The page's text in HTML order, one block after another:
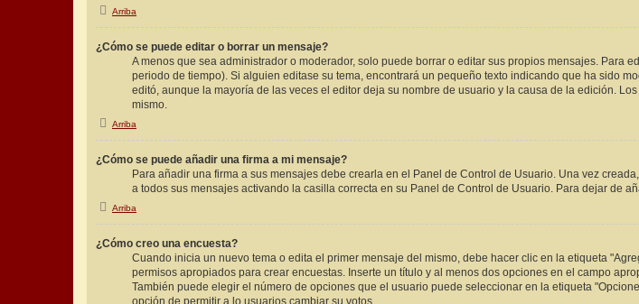
Arriba
¿Cómo se puede editar o borrar un mensaje?
A menos que sea administrador o moderador, solo puede borrar o editar sus propios mensajes. Para
periodo de tiempo). Si alguien editase su tema, encontrará un pequeño texto indicando que ha sido
editó, aunque la mayoría de las veces el editor deja su nombre de usuario y la causa de la edición.
mismo.
Arriba
¿Cómo se puede añadir una firma a mi mensaje?
Para añadir una firma a sus mensajes debe crearla en el Panel de Control de Usuario. Una vez
a todos sus mensajes activando la casilla correcta en su Panel de Control de Usuario. Para dejar de
Arriba
¿Cómo creo una encuesta?
Cuando inicia un nuevo tema o edita el primer mensaje del mismo, debe hacer clic en la etiqueta
permisos apropiados para crear encuestas. Inserte un título y al menos dos opciones en el campo
También puede elegir el número de opciones que el usuario puede seleccionar en la etiqueta